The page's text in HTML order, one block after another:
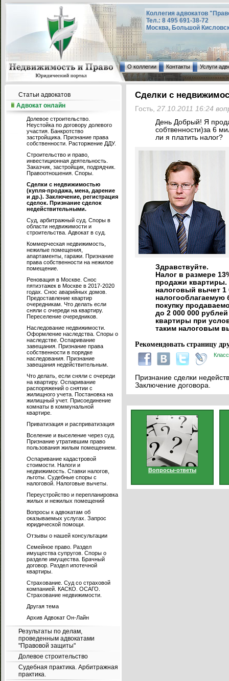
Коллегия адвокатов
Тел.: 8 495 691-38-72
Москва, Большой
О коллегии Контакты Услуги
Статьи адвокатов
Адвокат онлайн
Долевое строительство.
Неустойка по договору долевого
участия. Банкротство
застройщика. Признание права
собственности. Расторжение ДДУ.
Строительство и право,
инвестиционная деятельность.
Заказчик, застройщик, подрядчик.
Правоотношения. Споры.
Сделки с недвижимостью
(купля-продажа, мена, дарение
и др.). Заключение, регистрация
сделок. Признание сделок
недействительными.
Суд, арбитражный суд. Споры в
области недвижимости и
строительства. Адвокат в суд.
Коммерческая недвижимость,
нежилые помещения,
апартаменты, гаражи. Признание
права собственности на нежилое
помещение.
Реновация в Москве. Снос
пятиэтажек в Москве в 2017-2020
годах. Снос аварийных домов.
Предоставление квартир
очередникам. Что делать если
сняли с очереди на квартиру.
Переселение очередников.
Наследование недвижимости.
Оформление наследства. Споры о
наследстве. Оспаривание
завещания. Признание права
собственности в порядке
наследования. Признание
завещания недействительным.
Что делать, если сняли с очереди
на квартиру. Оспаривание
распоряжений о снятии с
жилищного учета. Постановка на
жилищный учет. Присоединение
комнаты в коммунальной
квартире.
Приватизация и расприватизация
Вселение и выселение через суд.
Признание утратившим право
пользования жилым помещением.
Оспаривание кадастровой
стоимости. Налоги и
недвижимость. Ставки налогов,
льготы. Судебные споры с
налоговой. Налоговые вычеты.
Переустройство и перепланировка
жилых и нежилых помещений
Вопросы к адвокатам об
оказываемых услугах. Запрос
юридической помощи.
Отзывы о нашей консультации
Семейное право. Раздел
имущества супругов. Споры о
разделе имущества. Брачный
договор. Раздел ипотечной
квартиры.
Страхование. Суд со страховой
компанией. КАСКО. ОСАГО.
Страхование недвижимости.
Другая тема
Архив Адвокат Он-Лайн
Результаты по делам,
проведенным адвокатами
"Правовой защиты"
Долевое строительство
Судебная практика. Арбитражная
практика.
Сделки с
Гость, 27.10.2011 16:24
День Добрый! Я
собтвенности)за 6
ли я платить налог?
Здравствуйте.
Налог в размере
продажи
налоговый вычет 1
налогооблагаемую
покупку
до 2 000 000
квартиры при
таким налоговым
Рекомендовать страницу
Признание сделки
Заключение договора.
Вопросы-ответы